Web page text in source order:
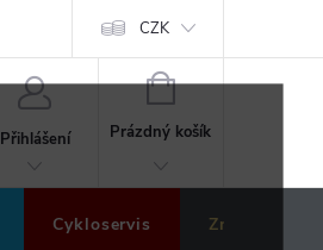
Hodnocení obchodu CZK
Přihlášení
NÁKUPNÍ
KOŠÍK
Prázdný košík
Cykloservis Značky